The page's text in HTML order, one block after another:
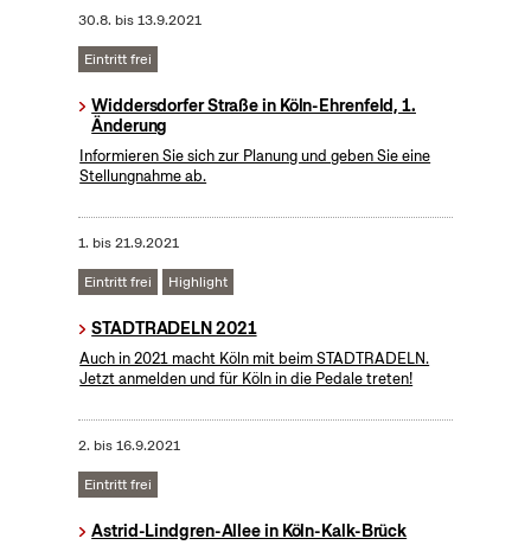
30.8. bis13.9.2021
Eintritt frei
Widdersdorfer Straße in Köln-Ehrenfeld, 1.
Änderung
Informieren Sie sich zur Planung und geben Sie eine
Stellungnahme ab.
1. bis21.9.2021
Eintritt frei Highlight
STADTRADELN 2021
Auch in 2021 macht Köln mit beim STADTRADELN.
Jetzt anmelden und für Köln in die Pedale treten!
2. bis16.9.2021
Eintritt frei
Astrid-Lindgren-Allee in Köln-Kalk-Brück